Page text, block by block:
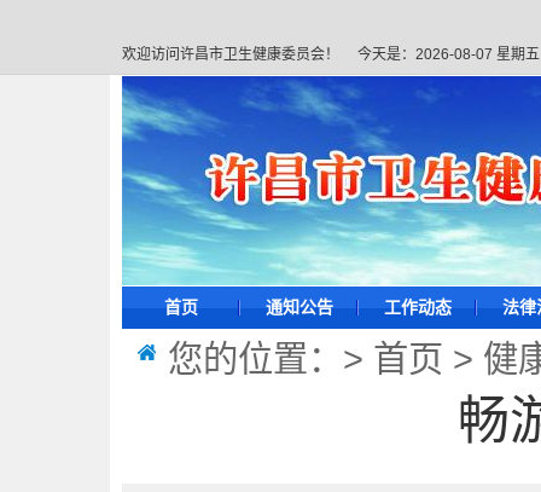
欢迎访问许昌市卫生健康委员会！ 今天是： 2026-08-07 星期五
首页 通知公告 工作动态 法律
您的位置：> 首页 > 健
畅